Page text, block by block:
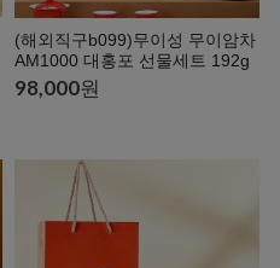
(해외직구b099)무이성 무이암차
AM1000 대홍포 선물세트 192g
98,000원